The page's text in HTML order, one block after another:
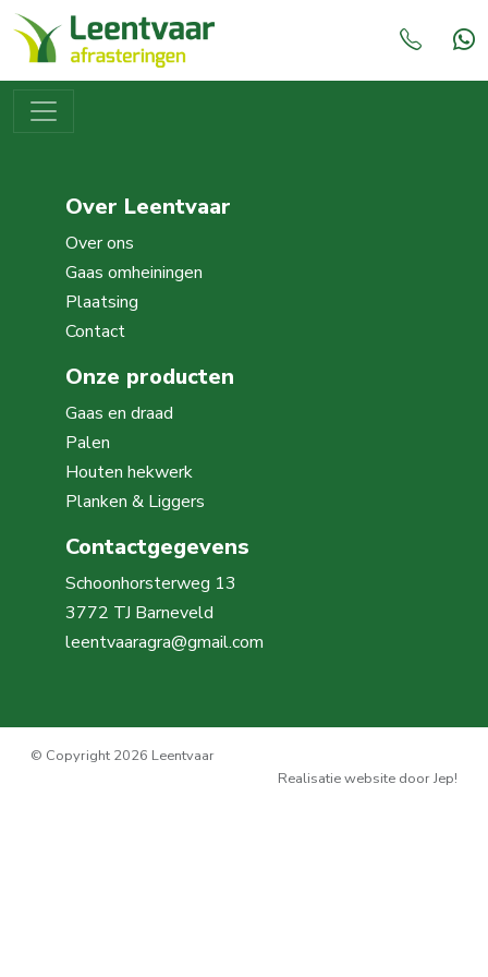
Over Leentvaar
Over ons
Gaas omheiningen
Plaatsing
Contact
Onze producten
Gaas en draad
Palen
Houten hekwerk
Planken & Liggers
Contactgegevens
Schoonhorsterweg 13
3772 TJ Barneveld
leentvaaragra@gmail.com
© Copyright 2026 Leentvaar
Realisatie website door Jep!